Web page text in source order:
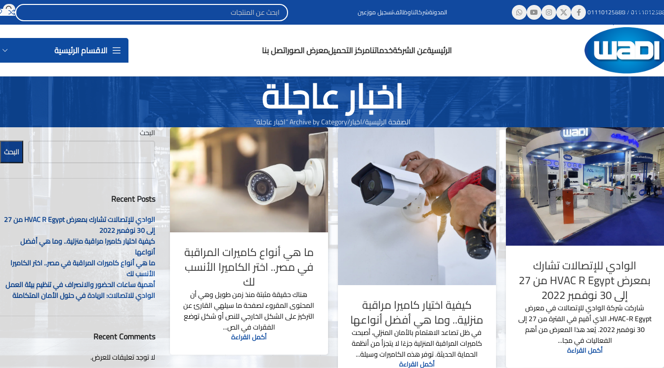
Skip to navigation
/
01110125888 المدونةشركائناوظائفتسجيل موزعين
الرئيسيةعن الشركةخدماتنامركز التحميلمعرض الصوراتصل بنا الاقسام الرئيسية
اخبار عاجلة
الصفحة الرئيسية اخبار Archive by Category "اخبار عاجلة"
الوادي للإتصالات تشارك
بمعرض HVAC R Egypt من 27
إلى 30 نوفمبر 2022
شاركت شركة الوادي للإتصالات في معرض
HVAC-R Egypt، الذي أقيم في الفترة من 27 إلى
30 نوفمبر 2022. يُعد هذا المعرض من أهم
الفعاليات في مجا...
أكمل القراءة
كيفية اختيار كاميرا مراقبة
منزلية.. وما هي أفضل أنواعها
في ظل تصاعد الاهتمام بالأمان المنزلي، أصبحت
كاميرات المراقبة المنزلية جزءًا لا يتجزأ من أنظمة
الحماية الحديثة. توفر هذه الكاميرات وسيلة...
أكمل القراءة
ما هي أنواع كاميرات المراقبة
في مصر.. اختر الكاميرا الأنسب
لك
هناك حقيقة مثبتة منذ زمن طويل وهي أن
المحتوى المقروء لصفحة ما سيلهي القارئ عن
التركيز على الشكل الخارجي للنص أو شكل توضع
الفقرات في الص...
أكمل القراءة
البحث
البحث
Recent Posts
الوادي للإتصالات تشارك بمعرض HVAC R Egypt من 27
إلى 30 نوفمبر 2022
كيفية اختيار كاميرا مراقبة منزلية.. وما هي أفضل
أنواعها
ما هي أنواع كاميرات المراقبة في مصر.. اختر الكاميرا
الأنسب لك
أهمية ساعات الحضور والانصراف في تنظيم بيئة العمل
الوادي للاتصالات: الريادة في حلول الأمان المتكاملة
Recent Comments
لا توجد تعليقات للعرض.